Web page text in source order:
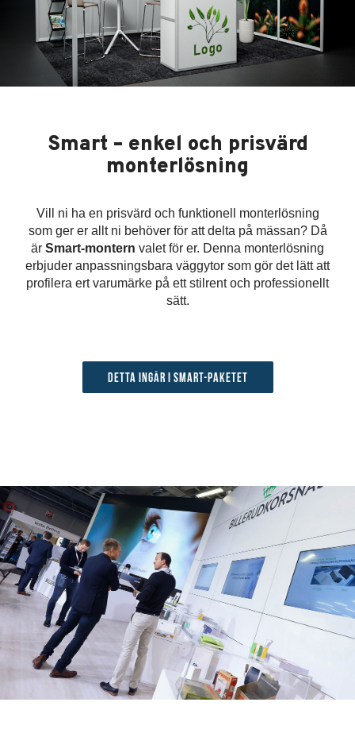
Smart – enkel och prisvärd
monterlösning
Vill ni ha en prisvärd och funktionell monterlösning
som ger er allt ni behöver för att delta på mässan? Då
är Smart-montern valet för er. Denna monterlösning
erbjuder anpassningsbara väggytor som gör det lätt att
profilera ert varumärke på ett stilrent och professionellt
sätt.
Detta ingår i Smart-paketet